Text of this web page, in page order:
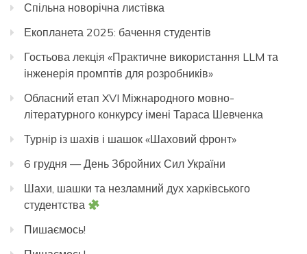
Спільна новорічна листівка
Екопланета 2025: бачення студентів
Гостьова лекція «Практичне використання LLM та
інженерія промптів для розробників»
Обласний етап XVI Міжнародного мовно-
літературного конкурсу імені Тараса Шевченка
Турнір із шахів і шашок «Шаховий фронт»
6 грудня — День Збройних Сил України
Шахи, шашки та незламний дух харківського
студентства
Пишаємось!